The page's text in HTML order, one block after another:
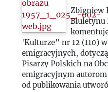
Zbigniew
Biuletynu
'Kulturze” nr 12 (110)
emigracyjnych,
Pisarzy Polskich na
emigracyjnym
od publikowania